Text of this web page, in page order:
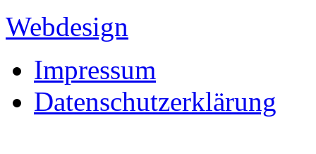
Webdesign
Impressum
Datenschutzerklärung